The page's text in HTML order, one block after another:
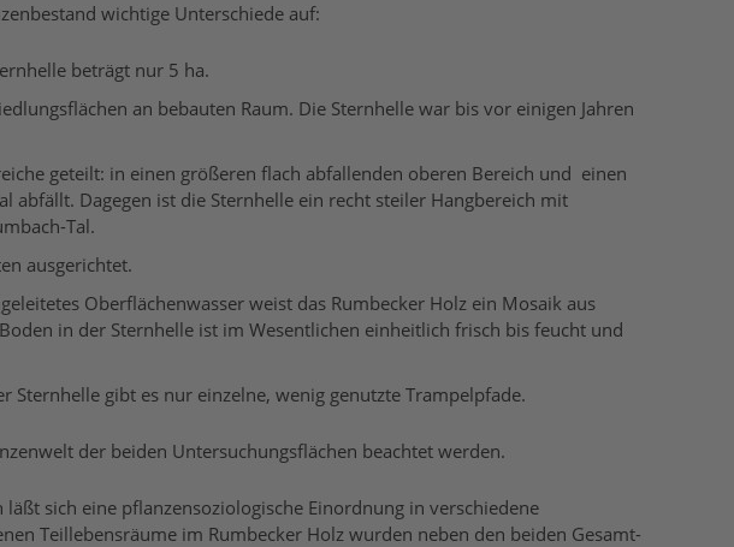
wichtige Unterschiede auf:
beträgt nur 5 ha.
an bebauten Raum. Die Sternhelle war bis vor einigen Jahren
geteilt: in einen größeren flach abfallenden oberen Bereich und einen
abfällt. Dagegen ist die Sternhelle ein recht steiler Hangbereich mit
Tal.
ausgerichtet.
Oberflächenwasser weist das Rumbecker Holz ein Mosaik aus
in der Sternhelle ist im Wesentlichen einheitlich frisch bis feucht und
Sternhelle gibt es nur einzelne, wenig genutzte Trampelpfade.
der beiden Untersuchungsflächen beachtet werden.
sich eine pflanzensoziologische Einordnung in verschiedene
Teillebensräume im Rumbecker Holz wurden neben den beiden Gesamt-